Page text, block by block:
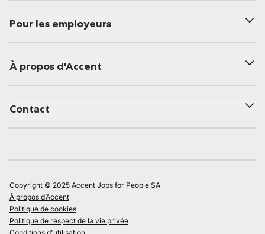
Pour les employeurs
À propos d'Accent
Contact
Copyright © 2025 Accent Jobs for People SA
À propos d’Accent
Politique de cookies
Politique de respect de la vie privée